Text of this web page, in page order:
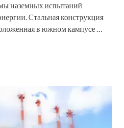
наземных испытаний
Стальная конструкция
в южном кампусе …